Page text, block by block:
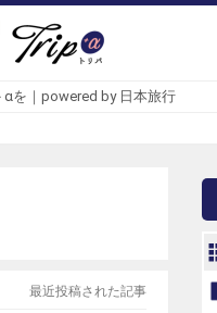
を｜powered by 日本旅行
最近投稿された記事